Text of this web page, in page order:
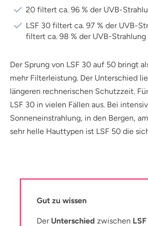
20 filtert ca. 96 % der UVB-
LSF 30 filtert ca. 97 % der UVB-
filtert ca. 98 % der UVB-Strahlung
Der Sprung von LSF 30 auf 50 bringt
mehr Filterleistung. Der Unterschied
längeren rechnerischen Schutzzeit.
LSF 30 in vielen Fällen aus. Bei
Sonneneinstrahlung, in den Bergen,
sehr helle Hauttypen ist LSF 50 die
Gut zu wissen
Der Unterschied zwischen